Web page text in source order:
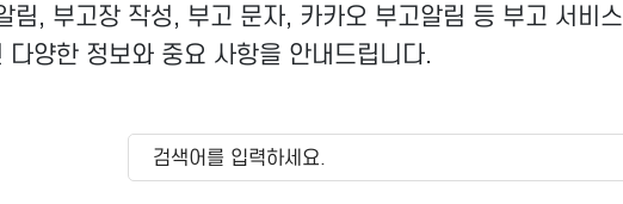
림, 부고장 작성, 부고 문자, 카카오 부고알림 등 부고 서비스
다양한 정보와 중요 사항을 안내드립니다.